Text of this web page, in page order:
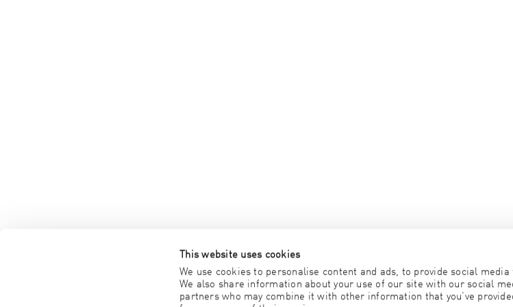
This website uses cookies
We use cookies to personalise content and ads, to provide social
We also share information about your use of our site with our social
partners who may combine it with other information that you’ve